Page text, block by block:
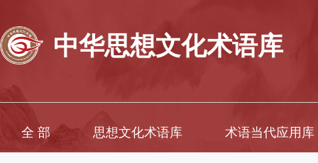
中华思想文化术语库
全 部 思想文化术语库 术语当代应用库